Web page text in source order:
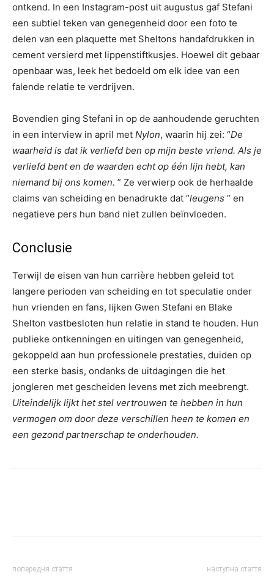
ontkend. In een Instagram-post uit augustus gaf Stefani
een subtiel teken van genegenheid door een foto te
delen van een plaquette met Sheltons handafdrukken in
cement versierd met lippenstiftkusjes. Hoewel dit gebaar
openbaar was, leek het bedoeld om elk idee van een
falende relatie te verdrijven.
Bovendien ging Stefani in op de aanhoudende geruchten
in een interview in april met Nylon, waarin hij zei: “De
waarheid is dat ik verliefd ben op mijn beste vriend. Als je
verliefd bent en de waarden echt op één lijn hebt, kan
niemand bij ons komen. ” Ze verwierp ook de herhaalde
claims van scheiding en benadrukte dat “leugens ” en
negatieve pers hun band niet zullen beïnvloeden.
Conclusie
Terwijl de eisen van hun carrière hebben geleid tot
langere perioden van scheiding en tot speculatie onder
hun vrienden en fans, lijken Gwen Stefani en Blake
Shelton vastbesloten hun relatie in stand te houden. Hun
publieke ontkenningen en uitingen van genegenheid,
gekoppeld aan hun professionele prestaties, duiden op
een sterke basis, ondanks de uitdagingen die het
jongleren met gescheiden levens met zich meebrengt.
Uiteindelijk lijkt het stel vertrouwen te hebben in hun
vermogen om door deze verschillen heen te komen en
een gezond partnerschap te onderhouden.
попередня стаття наступна стаття